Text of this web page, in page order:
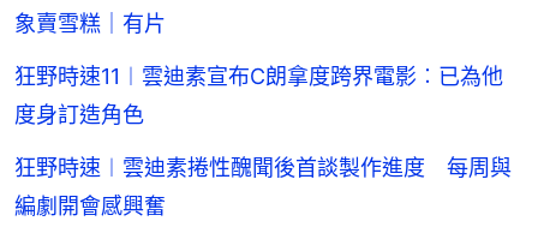
象賣雪糕｜有片
狂野時速11︱雲迪素宣布C朗拿度跨界電影︰已為他
度身訂造角色
狂野時速︱雲迪素捲性醜聞後首談製作進度 每周與
編劇開會感興奮